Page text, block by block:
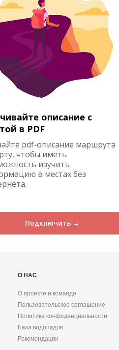
описание с
в PDF
pdf-описание маршрута
чтобы иметь
изучить
в местах без
Подключить →
О НАС
О проекте и команде
Пользовательское соглашение
Политика конфиденциальности
База водопадов
Рекомендации